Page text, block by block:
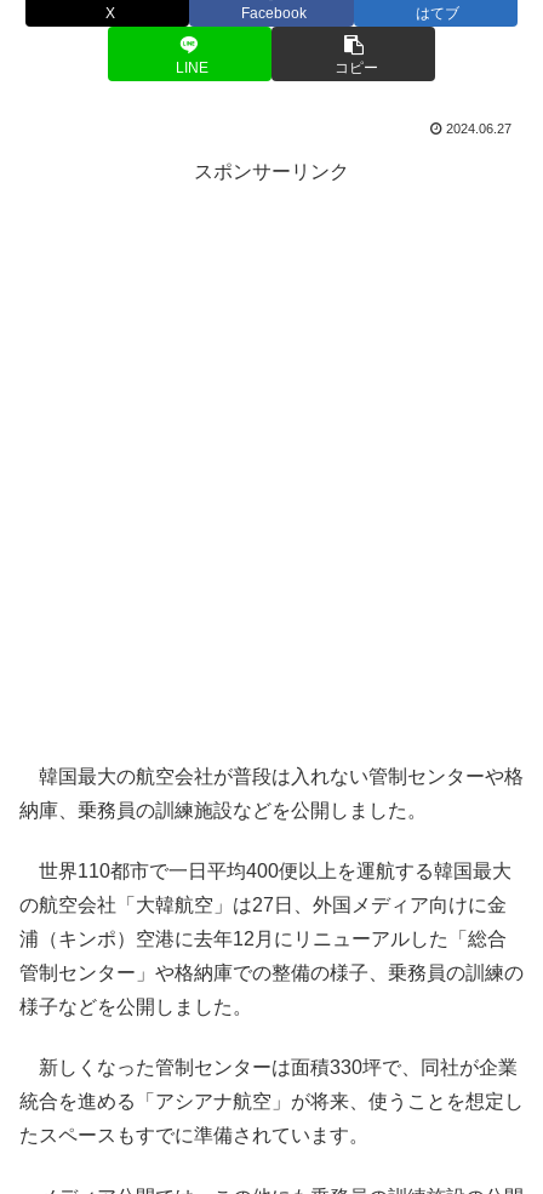
X Facebook はてブ
LINE コピー
2024.06.27
スポンサーリンク
韓国最大の航空会社が普段は入れない管制センターや格
納庫、乗務員の訓練施設などを公開しました。
世界110都市で一日平均400便以上を運航する韓国最大
の航空会社「大韓航空」は27日、外国メディア向けに金
浦（キンポ）空港に去年12月にリニューアルした「総合
管制センター」や格納庫での整備の様子、乗務員の訓練の
様子などを公開しました。
新しくなった管制センターは面積330坪で、同社が企業
統合を進める「アシアナ航空」が将来、使うことを想定し
たスペースもすでに準備されています。